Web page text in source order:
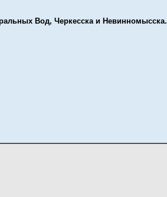
Вод, Черкесска и Невинномысска.